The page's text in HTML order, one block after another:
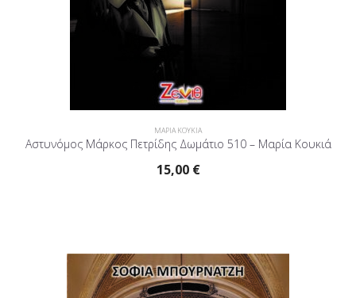
ΜΑΡΙΑ ΚΟΥΚΙΑ
Αστυνόμος Μάρκος Πετρίδης Δωμάτιο 510 – Μαρία Κουκιά
15,00 €